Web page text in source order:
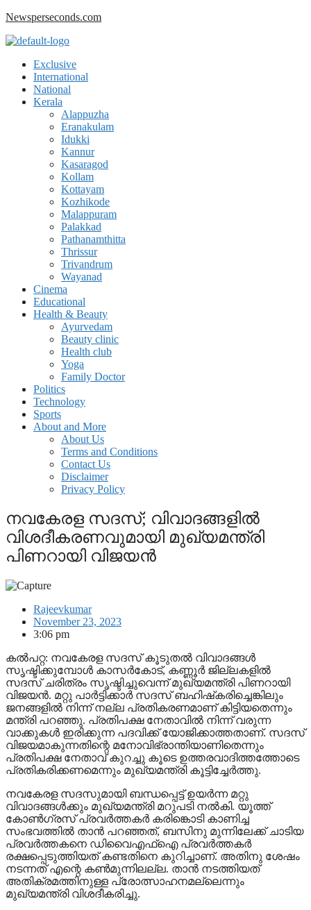
Skip
content
Newsperseconds.com
Menu
Exclusive
International
National
Kerala
Alappuzha
Eranakulam
Idukki
Kannur
Kasaragod
Kollam
Kottayam
Kozhikode
Malappuram
Palakkad
Pathanamthitta
Thrissur
Trivandrum
Wayanad
Cinema
Educational
Health & Beauty
Ayurvedam
Beauty clinic
Health club
Yoga
Family Doctor
Politics
Technology
Sports
About and More
About Us
Terms and Conditions
Contact Us
Disclaimer
Privacy Policy
നവകേരള സദസ്; വിവാദങ്ങളില്‍
വിശദീകരണവുമായി മുഖ്യമന്ത്രി
പിണറായി വിജയന്‍
Rajeevkumar
November 23, 2023
3:06 pm
കല്‍പറ്റ: നവകേരള സദസ് കൂടുതല്‍ വിവാദങ്ങള്‍
സൃഷ്ടിക്കുമ്പോള്‍ കാസര്‍കോട്, കണ്ണൂര്‍ ജില്ലകളില്‍
സദസ് ചരിത്രം സൃഷ്ടിച്ചുവെന്ന് മുഖ്യമന്ത്രി പിണറായി
വിജയന്‍. മറ്റു പാര്‍ട്ടിക്കാര്‍ സദസ് ബഹിഷ്‌കരിച്ചെങ്കിലും
ജനങ്ങളില്‍ നിന്ന് നല്ല പ്രതികരണമാണ് കിട്ടിയതെന്നും
മന്ത്രി പറഞ്ഞു. പ്രതിപക്ഷ നേതാവില്‍ നിന്ന് വരുന്ന
വാക്കുകള്‍ ഇരിക്കുന്ന പദവിക്ക് യോജിക്കാത്തതാണ്. സദസ്
വിജയമാകുന്നതിന്റെ മനോവിഭ്രാന്തിയാണിതെന്നും
പ്രതിപക്ഷ നേതാവ് കുറച്ചു കൂടെ ഉത്തരവാദിത്തത്തോടെ
പ്രതികരിക്കണമെന്നും മുഖ്യമന്ത്രി കൂട്ടിച്ചേര്‍ത്തു.
നവകേരള സദസുമായി ബന്ധപ്പെട്ട് ഉയര്‍ന്ന മറ്റു
വിവാദങ്ങള്‍ക്കും മുഖ്യമന്ത്രി മറുപടി നല്‍കി. യൂത്ത്
കോണ്‍ഗ്രസ് പ്രവര്‍ത്തകര്‍ കരിങ്കൊടി കാണിച്ച
സംഭവത്തില്‍ താന്‍ പറഞ്ഞത്, ബസിനു മുന്നിലേക്ക് ചാടിയ
പ്രവര്‍ത്തകനെ ഡിവൈഎഫ്‌ഐ പ്രവര്‍ത്തകര്‍
രക്ഷപ്പെടുത്തിയത് കണ്ടതിനെ കുറിച്ചാണ്. അതിനു ശേഷം
നടന്നത് എന്റെ കണ്‍മുന്നിലല്ല. താന്‍ നടത്തിയത്
അതിക്രമത്തിനുള്ള പ്രോത്സാഹനമല്ലെന്നും
മുഖ്യമന്ത്രി വിശദീകരിച്ചു.